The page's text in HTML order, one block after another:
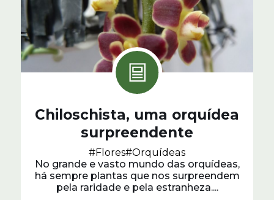
Chiloschista, uma orquídea
surpreendente
#Flores#Orquídeas
No grande e vasto mundo das orquídeas,
há sempre plantas que nos surpreendem
pela raridade e pela estranheza....